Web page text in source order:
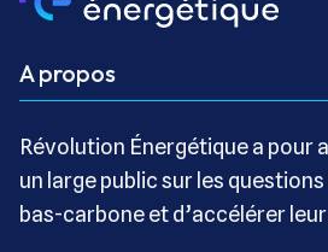
A propos
Révolution Énergétique a pour
un large public sur les
bas-carbone et d’accélérer